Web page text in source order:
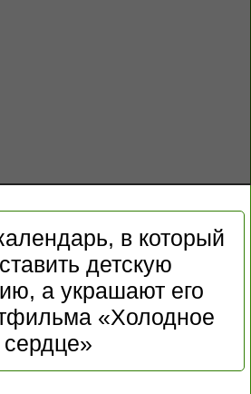
в который
детскую
а украшают его
«Холодное
сердце»